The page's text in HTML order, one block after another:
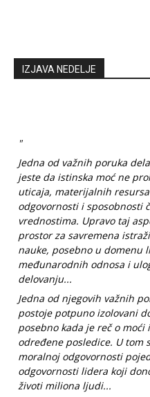
IZJAVA NEDELJE
"
Jedna od važnih poruka
jeste da istinska moć ne
uticaja, materijalnih
odgovornosti i sposobnosti
vrednostima. Upravo taj
prostor za savremena
nauke, posebno u domenu
međunarodnih odnosa i
delovanju...
Jedna od njegovih važnih
postoje potpuno izolovani
posebno kada je reč o
određene posledice. U tom
moralnoj odgovornosti
odgovornosti lidera koji
životi miliona ljudi...